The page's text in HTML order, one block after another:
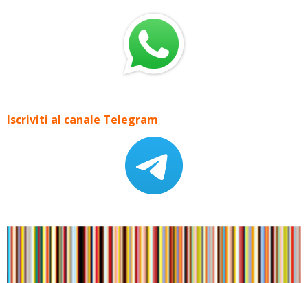
Iscriviti al canale Telegram